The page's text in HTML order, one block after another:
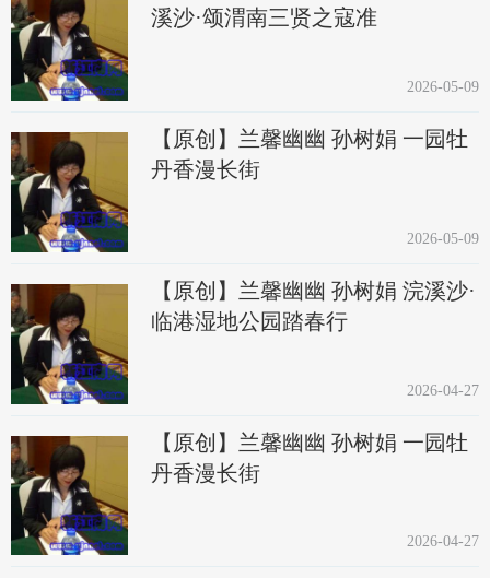
溪沙·颂渭南三贤之寇准
2026-05-09
【原创】兰馨幽幽 孙树娟 一园牡
丹香漫长街
2026-05-09
【原创】兰馨幽幽 孙树娟 浣溪沙·
临港湿地公园踏春行
2026-04-27
【原创】兰馨幽幽 孙树娟 一园牡
丹香漫长街
2026-04-27